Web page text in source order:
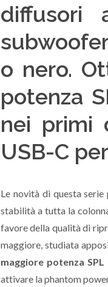
diffusori
o nero.
potenza
nei primi
USB-C
Le novità di questa
stabilità a tutta la
favore della qualità di
maggiore, studiata
maggiore potenza SPL
attivare la phantom